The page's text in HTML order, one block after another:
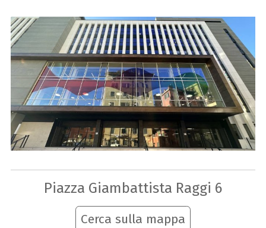
Piazza Giambattista Raggi 6
Cerca sulla mappa